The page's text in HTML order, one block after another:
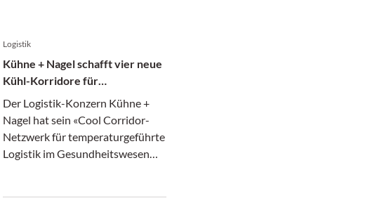
Logistik
Kühne + Nagel schafft vier neue
Kühl-Korridore für
Medikamente
Der Logistik-Konzern Kühne +
Nagel hat sein «Cool Corridor-
Netzwerk für temperaturgeführte
Logistik im Gesundheitswesen